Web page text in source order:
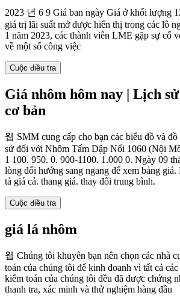
2023 년 6 9 Giá ban ngày Giá ở khối lượng
giá trị lãi suất mở được hiển thị trong các lô
1 năm 2023, các thành viên LME gặp sự cố
về một số công việc
Cuộc điều tra
Giá nhôm hôm nay | Lịch
cơ bản
웹 SMM cung cấp cho bạn các biểu đồ và
sử đối với Nhôm Tấm Dập Nổi 1060 (Nội
1 100. 950. 0. 900-1100. 1.000 0. Ngày 09
lòng đổi hướng sang ngang để xem bảng
tả giá cả. thang giá. thay đổi trung bình.
Cuộc điều tra
giá lá nhôm
웹 Chúng tôi khuyên bạn nên chọn các nhà
toán của chúng tôi để kinh doanh vì tất cả
kiểm toán của chúng tôi đều đã được chứng
thanh tra, xác minh và thử nghiệm hàng đầu